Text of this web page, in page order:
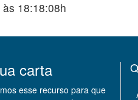
18:18:08h
carta
esse recurso para que